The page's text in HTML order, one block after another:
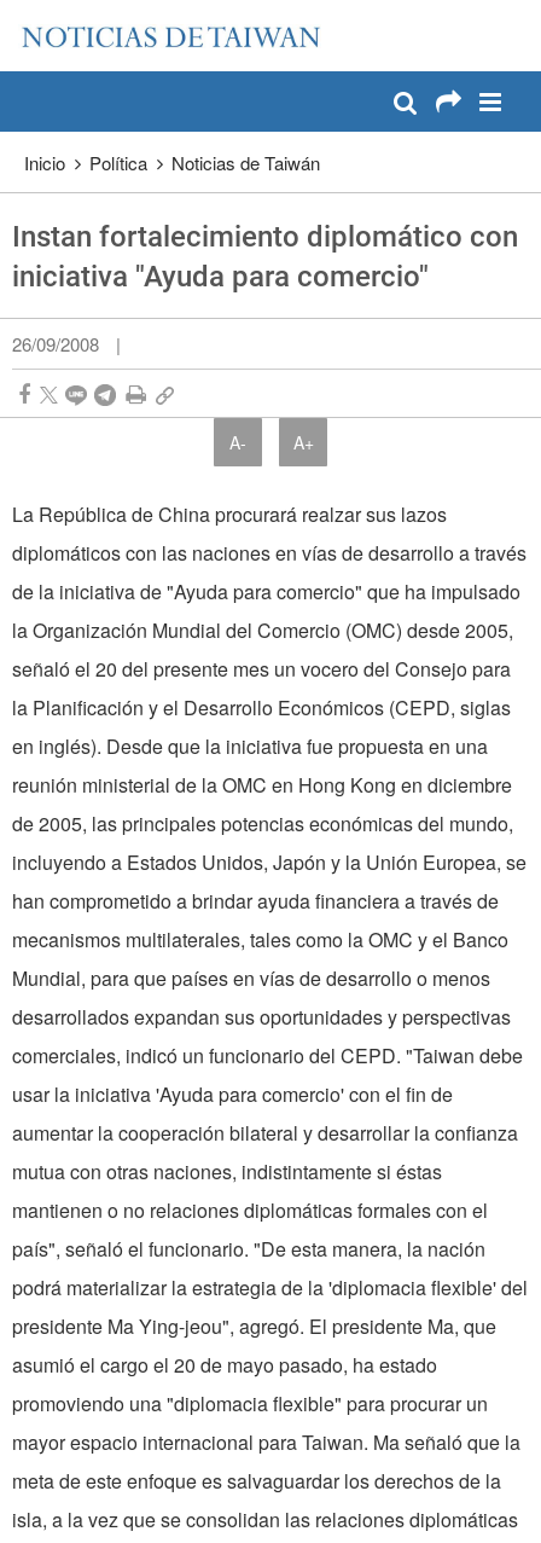
Pase a contenido principal
Inicio Política Noticias de Taiwán
Instan fortalecimiento diplomático con
iniciativa "Ayuda para comercio"
26/09/2008 |
A- A+
La República de China procurará realzar sus lazos
diplomáticos con las naciones en vías de desarrollo a través
de la iniciativa de "Ayuda para comercio" que ha impulsado
la Organización Mundial del Comercio (OMC) desde 2005,
señaló el 20 del presente mes un vocero del Consejo para
la Planificación y el Desarrollo Económicos (CEPD, siglas
en inglés). Desde que la iniciativa fue propuesta en una
reunión ministerial de la OMC en Hong Kong en diciembre
de 2005, las principales potencias económicas del mundo,
incluyendo a Estados Unidos, Japón y la Unión Europea, se
han comprometido a brindar ayuda financiera a través de
mecanismos multilaterales, tales como la OMC y el Banco
Mundial, para que países en vías de desarrollo o menos
desarrollados expandan sus oportunidades y perspectivas
comerciales, indicó un funcionario del CEPD. "Taiwan debe
usar la iniciativa 'Ayuda para comercio' con el fin de
aumentar la cooperación bilateral y desarrollar la confianza
mutua con otras naciones, indistintamente si éstas
mantienen o no relaciones diplomáticas formales con el
país", señaló el funcionario. "De esta manera, la nación
podrá materializar la estrategia de la 'diplomacia flexible' del
presidente Ma Ying-jeou", agregó. El presidente Ma, que
asumió el cargo el 20 de mayo pasado, ha estado
promoviendo una "diplomacia flexible" para procurar un
mayor espacio internacional para Taiwan. Ma señaló que la
meta de este enfoque es salvaguardar los derechos de la
isla, a la vez que se consolidan las relaciones diplomáticas